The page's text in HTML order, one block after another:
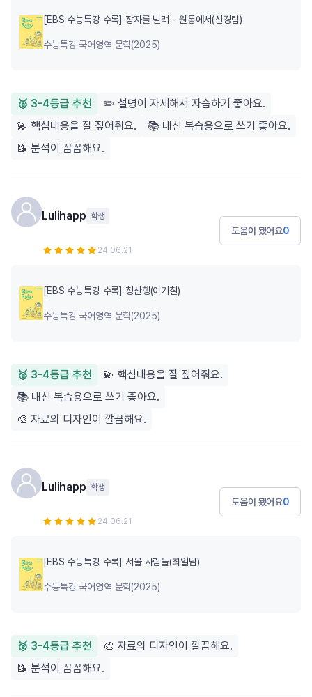
[EBS 수능특강 수록] 장자를 빌려 - 원통에서(신경림)
수능특강 국어영역 문학(2025)
🥈 3-4등급 추천
✏️ 설명이 자세해서 자습하기 좋아요.
💫 핵심내용을 잘 짚어줘요.
📚 내신 복습용으로 쓰기 좋아요.
📝 분석이 꼼꼼해요.
Lulihapp 학생
24.06.21
도움이 됐어요0
[EBS 수능특강 수록] 청산행(이기철)
수능특강 국어영역 문학(2025)
🥈 3-4등급 추천
💫 핵심내용을 잘 짚어줘요.
📚 내신 복습용으로 쓰기 좋아요.
🎨 자료의 디자인이 깔끔해요.
Lulihapp 학생
24.06.21
도움이 됐어요0
[EBS 수능특강 수록] 서울 사람들(최일남)
수능특강 국어영역 문학(2025)
🥈 3-4등급 추천
🎨 자료의 디자인이 깔끔해요.
📝 분석이 꼼꼼해요.